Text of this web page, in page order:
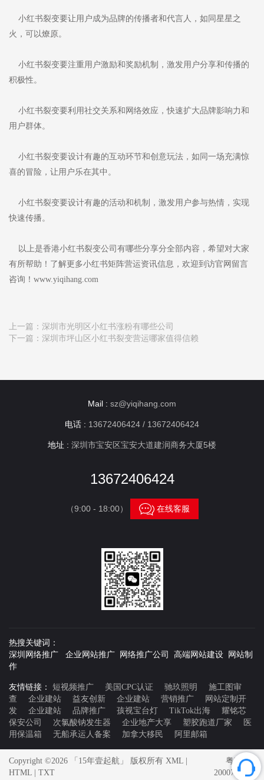
小红书裂变要让用户成为品牌的传播者和代言人，如同星星之
火，可以燎原。
小红书裂变要注重用户激励和奖励机制，激发用户分享和传播的
积极性。
小红书裂变要利用社交关系和网络效应，快速扩大品牌影响力和
用户群体。
小红书裂变要设计有趣的互动环节和创意玩法，如同一场充满惊
喜的冒险，让用户乐在其中。
小红书裂变要设计有趣的活动和机制，激发用户参与热情，实现
快速传播。
以上是香港小红书裂变公司有哪些分享分全部内容，希望对大家
有所帮助！了解更多小红书矩阵营运资讯信息，欢迎到访官网留言
咨询！www.yiqihang.com
上一篇： 深圳市光明区小红书涨粉有哪些公司
下一篇： 深圳市坪山区小红书裂变营运哪家值得信赖
Mail : sz@yiqihang.com
电话 : 13672406424 / 13672406424
地址 : 深圳市宝安区宝安大道建润商务大厦5楼
13672406424
（9:00 - 18:00） 在线客服
热搜关键词：
深圳网络推广 企业网站推广 网络推广公司 高端网站建设 网站制
作
友情链接： 短视频推广 美国CPC认证 驰玖照明
施工图审
查
企业建站 益友创新 企业建站 营销推广
网站定制开
发
企业建站 品牌推广 孩视宝台灯 TikTok出海
耀铭芯
保安公司
次氯酸钠发生器 企业地产大享 塑胶跑道厂家
医
用保温箱
无船承运人备案 加拿大移民 阿里邮箱
Copyright ©2026 「15年壹起航」 版权所有 XML |
HTML | TXT
粤ICP备
20007592号